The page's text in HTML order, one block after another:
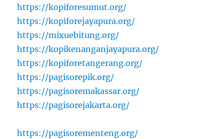
https://kopiforesumut.org/
https://kopiforejayapura.org/
https://mixuebitung.org/
https://kopikenanganjayapura.org/
https://kopiforetangerang.org/
https://pagisorepik.org/
https://pagisoremakassar.org/
https://pagisorejakarta.org/
https://pagisorementeng.org/